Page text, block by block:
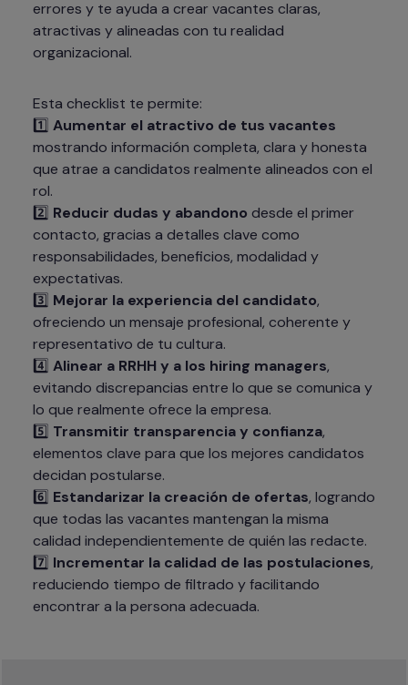
errores y te ayuda a crear vacantes claras,
atractivas y alineadas con tu realidad
organizacional.
Esta checklist te permite:
1️⃣ Aumentar el atractivo de tus vacantes
mostrando información completa, clara y honesta
que atrae a candidatos realmente alineados con el
rol.
2️⃣ Reducir dudas y abandono desde el primer
contacto, gracias a detalles clave como
responsabilidades, beneficios, modalidad y
expectativas.
3️⃣ Mejorar la experiencia del candidato,
ofreciendo un mensaje profesional, coherente y
representativo de tu cultura.
4️⃣ Alinear a RRHH y a los hiring managers,
evitando discrepancias entre lo que se comunica y
lo que realmente ofrece la empresa.
5️⃣ Transmitir transparencia y confianza,
elementos clave para que los mejores candidatos
decidan postularse.
6️⃣ Estandarizar la creación de ofertas, logrando
que todas las vacantes mantengan la misma
calidad independientemente de quién las redacte.
7️⃣ Incrementar la calidad de las postulaciones,
reduciendo tiempo de filtrado y facilitando
encontrar a la persona adecuada.